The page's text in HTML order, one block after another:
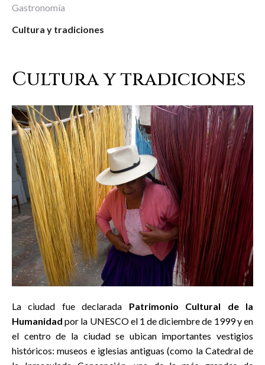
Gastronomía
Cultura y tradiciones
Cultura y tradiciones
La ciudad fue declarada Patrimonio Cultural de la
Humanidad por la UNESCO el 1 de diciembre de 1999 y en
el centro de la ciudad se ubican importantes vestigios
históricos: museos e iglesias antiguas (como la Catedral de